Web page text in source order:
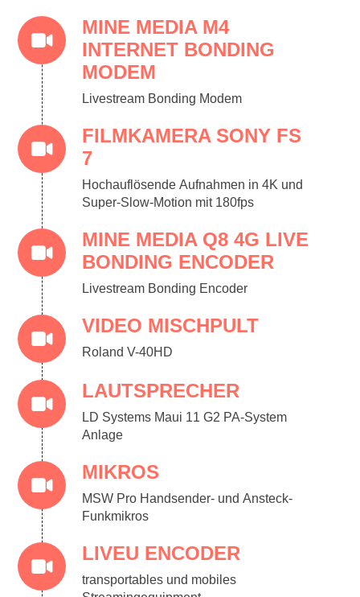
MINE MEDIA M4
INTERNET BONDING
MODEM
Livestream Bonding Modem
FILMKAMERA SONY FS
7
Hochauflösende Aufnahmen in 4K und
Super-Slow-Motion mit 180fps
MINE MEDIA Q8 4G LIVE
BONDING ENCODER
Livestream Bonding Encoder
VIDEO MISCHPULT
Roland V-40HD
LAUTSPRECHER
LD Systems Maui 11 G2 PA-System
Anlage
MIKROS
MSW Pro Handsender- und Ansteck-
Funkmikros
LIVEU ENCODER
transportables und mobiles